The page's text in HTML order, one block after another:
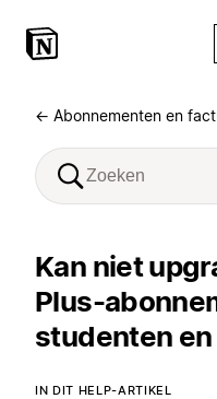
← Abonnementen en
Kan niet
Plus-
studenten
IN DIT HELP-ARTIKEL